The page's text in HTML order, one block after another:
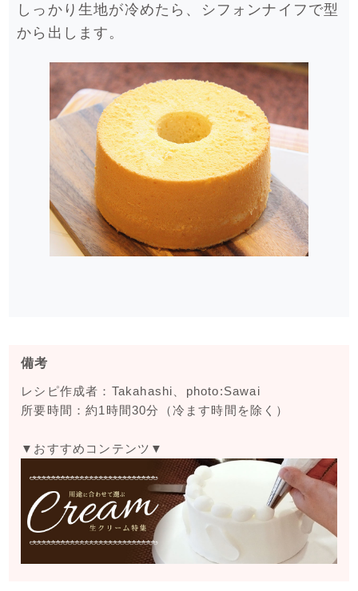
しっかり生地が冷めたら、シフォンナイフで型
から出します。
備考
レシピ作成者：Takahashi、photo:Sawai
所要時間：約1時間30分（冷ます時間を除く）
▼おすすめコンテンツ▼